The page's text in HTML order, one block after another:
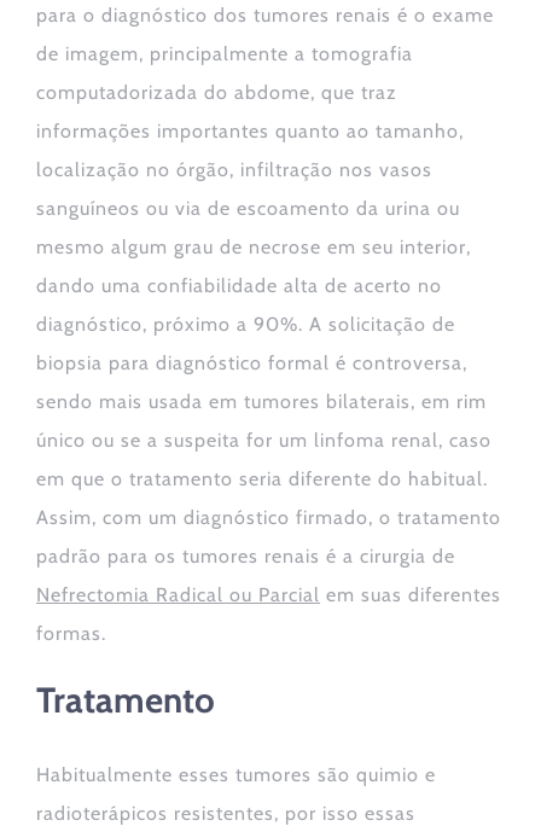
para o diagnóstico dos tumores renais é o exame
de imagem, principalmente a tomografia
computadorizada do abdome, que traz
informações importantes quanto ao tamanho,
localização no órgão, infiltração nos vasos
sanguíneos ou via de escoamento da urina ou
mesmo algum grau de necrose em seu interior,
dando uma confiabilidade alta de acerto no
diagnóstico, próximo a 90%. A solicitação de
biopsia para diagnóstico formal é controversa,
sendo mais usada em tumores bilaterais, em rim
único ou se a suspeita for um linfoma renal, caso
em que o tratamento seria diferente do habitual.
Assim, com um diagnóstico firmado, o tratamento
padrão para os tumores renais é a cirurgia de
Nefrectomia Radical ou Parcial em suas diferentes
formas.
Tratamento
Habitualmente esses tumores são quimio e
radioterápicos resistentes, por isso essas